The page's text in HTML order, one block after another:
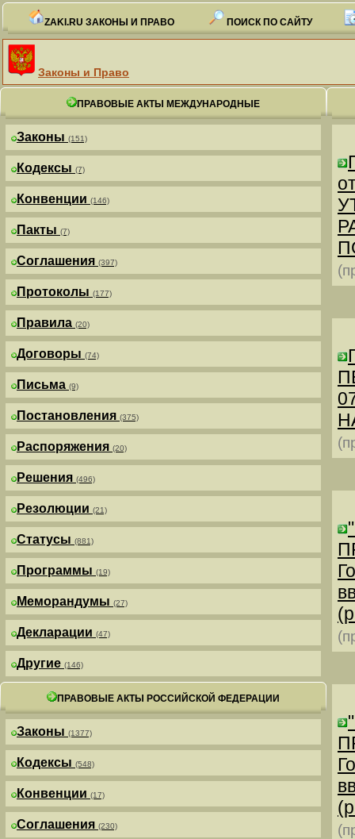
ZAKI.RU ЗАКОНЫ И ПРАВО ПОИСК ПО САЙТУ
Законы и Право
ПРАВОВЫЕ АКТЫ МЕЖДУНАРОДНЫЕ
Законы (151)
Кодексы (7)
Конвенции (146)
Пакты (7)
Соглашения (397)
Протоколы (177)
Правила (20)
Договоры (74)
Письма (9)
Постановления (375)
Распоряжения (20)
Решения (496)
Резолюции (21)
Статусы (881)
Программы (19)
Меморандумы (27)
Декларации (47)
Другие (146)
ПРАВОВЫЕ АКТЫ РОССИЙСКОЙ ФЕДЕРАЦИИ
Законы (1377)
Кодексы (548)
Конвенции (17)
Соглашения (230)